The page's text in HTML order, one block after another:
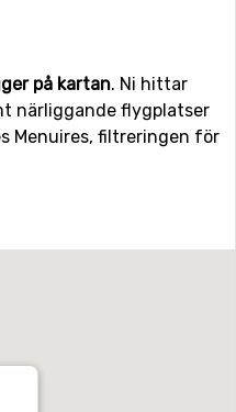
på kartan. Ni hittar
närliggande flygplatser
Menuires, filtreringen för